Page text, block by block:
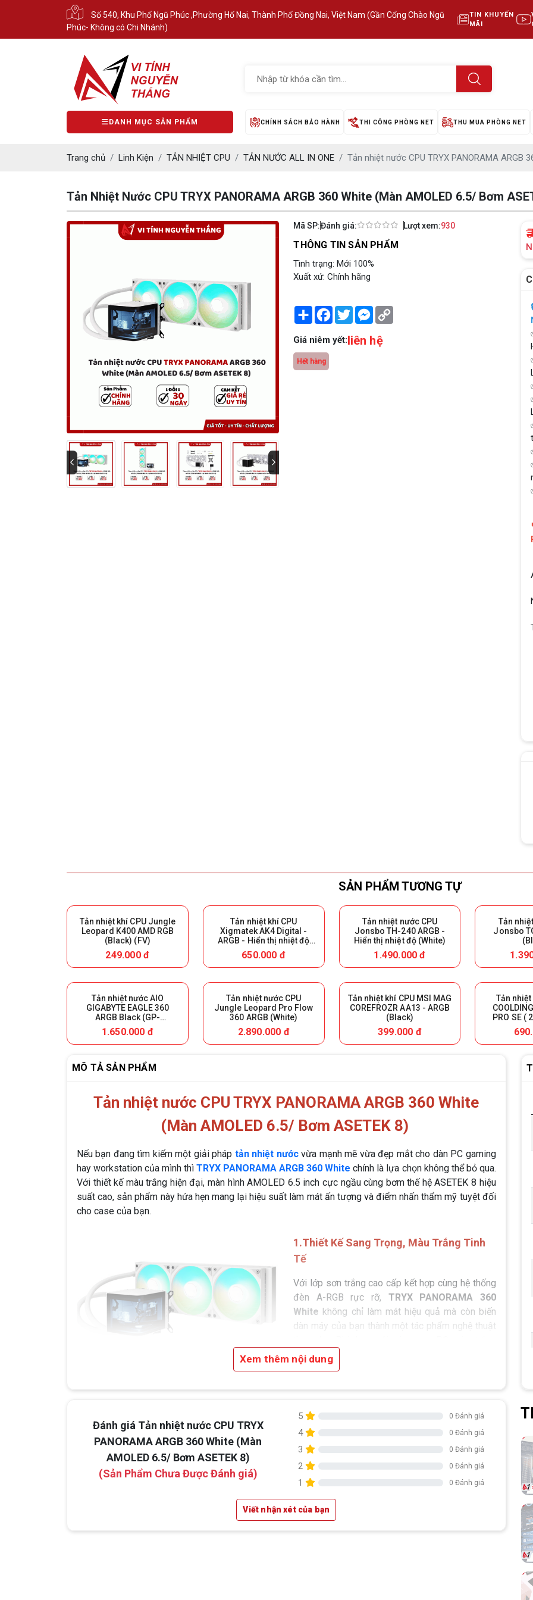
Số 540, Khu Phố Ngũ Phúc ,Phường Hố Nai, Thành Phố Đồng Nai, Việt Nam (Gần Cổng Chào Ngũ
Phúc- Không có Chi Nhánh)
TIN KHUYẾN
MÃI
DANH MỤC SẢN PHẨM CHÍNH SÁCH BẢO HÀNH THI CÔNG PHÒNG NET THU MUA PHÒNG NET
Trang chủ Linh Kiện TẢN NHIỆT CPU TẢN NƯỚC ALL IN ONE Tản nhiệt nước CPU TRYX PANORAMA ARGB
Tản Nhiệt Nước CPU TRYX PANORAMA ARGB 360 White (Màn AMOLED 6.5/ Bơm
Mã SP:Đánh giá: Lượt xem:930
THÔNG TIN SẢN PHẨM
Tình trạng: Mới 100%
Xuất xứ: Chính hãng
ShareFacebook
TwitterMessenger
Giá niêm yết:liên hệ
Hết hàng
SẢN PHẨM TƯƠNG TỰ
Tản nhiệt khí CPU Jungle
Leopard K400 AMD RGB
(Black) (FV)
249.000 đ
Tản nhiệt khí CPU
Xigmatek AK4 Digital -
ARGB - Hiển thị nhiệt độ
(Black)
650.000 đ
Tản nhiệt nước CPU
Jonsbo TH-240 ARGB -
Hiển thị nhiệt độ (White)
1.490.000 đ
Tản
Jonsbo
Tản nhiệt nước AIO
GIGABYTE EAGLE 360
ARGB Black (GP-
GIGABYTE GME 360)
1.650.000 đ
Tản nhiệt nước CPU
Jungle Leopard Pro Flow
360 ARGB (White)
2.890.000 đ
Tản nhiệt khí CPU MSI MAG
COREFROZR AA13 - ARGB
(Black)
399.000 đ
Tản nhiệt
PRO SE (
MÔ TẢ SẢN PHẨM
Tản nhiệt nước CPU TRYX PANORAMA ARGB 360 White
(Màn AMOLED 6.5/ Bơm ASETEK 8)
Nếu bạn đang tìm kiếm một giải pháp tản nhiệt nước vừa mạnh mẽ vừa đẹp mắt cho dàn PC gaming
hay workstation của mình thìTRYX PANORAMA ARGB 360 White chính là lựa chọn không thể bỏ qua.
Với thiết kế màu trắng hiện đại, màn hình AMOLED 6.5 inch cực ngầu cùng bơm thế hệ ASETEK 8 hiệu
suất cao, sản phẩm này hứa hẹn mang lại hiệu suất làm mát ấn tượng và điểm nhấn thẩm mỹ tuyệt đối
cho case của bạn.
1.Thiết Kế Sang Trọng, Màu Trắng Tinh
Tế
Với lớp sơn trắng cao cấp kết hợp cùng hệ thống
đèn A-RGB rực rỡ, TRYX PANORAMA 360
White không chỉ làm mát hiệu quả mà còn biến
dàn máy của bạn thành một tác phẩm nghệ thuật
hoặc phong cách build clean, hiện đại.
2.Màn Hình AMOLED 6.5 Inch Tùy Biến Cá
Điểm nhấn cực kỳ đặc sắc của dòng
hiển thị nhiệt độ CPU, logo cá nhân, hình ảnh
động hoặc bất kỳ nội dung nào bạn muốn. Vừa
Xem thêm nội dung
Đánh giá Tản nhiệt nước CPU TRYX
PANORAMA ARGB 360 White (Màn
AMOLED 6.5/ Bơm ASETEK 8)
(Sản Phẩm Chưa Được Đánh giá)
5 0 Đánh giá
4 0 Đánh giá
3 0 Đánh giá
2 0 Đánh giá
1 0 Đánh giá
Viết nhận xét của bạn